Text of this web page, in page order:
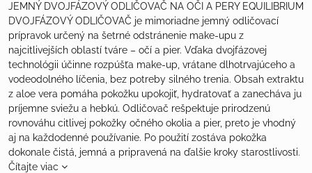
JEMNÝ DVOJFÁZOVÝ ODLIČOVAČ NA OČI A PERY EQUILIBRIUM
DVOJFÁZOVÝ ODLIČOVAČ je mimoriadne jemný odličovací
prípravok určený na šetrné odstránenie make-upu z
najcitlivejších oblastí tváre – očí a pier. Vďaka dvojfázovej
technológii účinne rozpúšťa make-up, vrátane dlhotrvajúceho a
vodeodolného líčenia, bez potreby silného trenia. Obsah extraktu
z aloe vera pomáha pokožku upokojiť, hydratovať a zanecháva ju
príjemne sviežu a hebkú. Odličovač rešpektuje prirodzenú
rovnováhu citlivej pokožky očného okolia a pier, preto je vhodný
aj na každodenné používanie. Po použití zostáva pokožka
dokonale čistá, jemná a pripravená na ďalšie kroky starostlivosti.
Čítajte viac